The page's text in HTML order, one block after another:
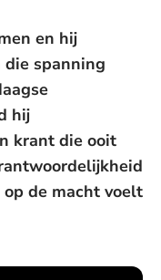
en hij
spanning
hij
krant die ooit
de macht voelt